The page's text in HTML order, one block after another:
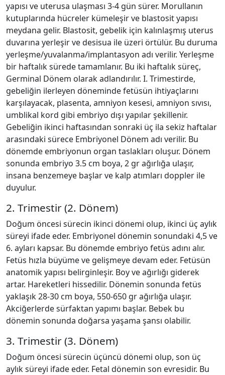
yapısı ve uterusa ulaşması 3-4 gün sürer. Morullanın
kutuplarında hücreler kümeleşir ve blastosit yapısı
meydana gelir. Blastosit, gebelik için kalınlaşmış uterus
duvarına yerleşir ve desisua ile üzeri örtülür. Bu duruma
yerleşme/yuvalanma/implantasyon adı verilir. Yerleşme
bir haftalık sürede tamamlanır. Bu iki haftalık süreç,
Germinal Dönem olarak adlandırılır. I. Trimestirde,
gebeliğin ilerleyen döneminde fetüsün ihtiyaçlarını
karşılayacak, plasenta, amniyon kesesi, amniyon sıvısı,
umblikal kord gibi embriyo dışı yapılar şekillenir.
Gebeliğin ikinci haftasından sonraki üç ila sekiz haftalar
arasındaki sürece Embriyonel Dönem adı verilir. Bu
dönemde embriyonun organ taslakları oluşur. Dönem
sonunda embriyo 3.5 cm boya, 2 gr ağırlığa ulaşır,
insana benzemeye başlar ve kalp atımları doppler ile
duyulur.
2. Trimestir (2. Dönem)
Doğum öncesi sürecin ikinci dönemi olup, ikinci üç aylık
süreyi ifade eder. Embriyonel dönemin sonundaki 4,5 ve
6. ayları kapsar. Bu dönemde embriyo fetüs adını alır.
Fetüs hızla büyüme ve gelişmeye devam eder. Fetüsün
anatomik yapısı belirginleşir. Boy ve ağırlığı giderek
artar. Hareketleri hissedilir. Dönemin sonunda fetüs
yaklaşık 28-30 cm boya, 550-650 gr ağırlığa ulaşır.
Akciğerlerde sürfaktan yapımı başlar. Bebek bu
dönemin sonunda doğarsa yaşama şansı olabilir.
3. Trimestir (3. Dönem)
Doğum öncesi sürecin üçüncü dönemi olup, son üç
aylık süreyi ifade eder. Fetal dönemin son evresidir. Bu